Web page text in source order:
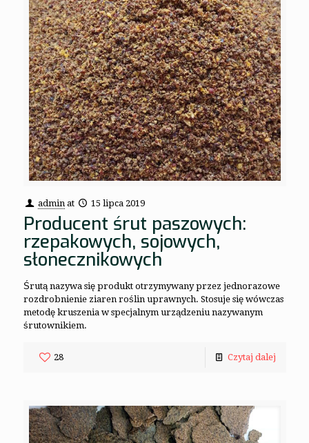
admin at 15 lipca 2019
Producent śrut paszowych:
rzepakowych, sojowych,
słonecznikowych
Śrutą nazywa się produkt otrzymywany przez jednorazowe
rozdrobnienie ziaren roślin uprawnych. Stosuje się wówczas
metodę kruszenia w specjalnym urządzeniu nazywanym
śrutownikiem.
28 Czytaj dalej